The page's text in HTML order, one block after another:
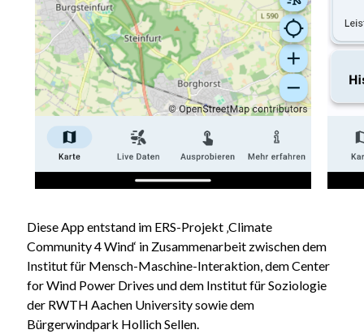
Diese App entstand im ERS-Projekt ‚Climate
Community 4 Wind‘ in Zusammenarbeit zwischen dem
Institut für Mensch-Maschine-Interaktion, dem Center
for Wind Power Drives und dem Institut für Soziologie
der RWTH Aachen University sowie dem
Bürgerwindpark Hollich Sellen.